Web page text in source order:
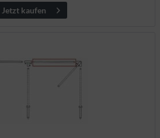
Jetzt kaufen